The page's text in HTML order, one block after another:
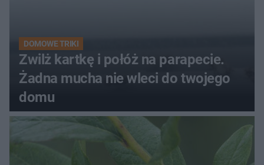
DOMOWE TRIKI
Zwilż kartkę i połóż na parapecie.
Żadna mucha nie wleci do twojego
domu